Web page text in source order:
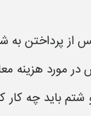
از پرداختن به
در مورد هزینه
شتمباید چه